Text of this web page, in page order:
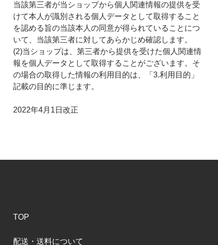
当該第三者が当ショップから個人関連情報の提供を受
けて本人が識別される個人データとして取得すること
を認める旨の当該本人の同意が得られていることにつ
いて、当該第三者に対してあらかじめ確認します。
(2)当ショップは、第三者から提供を受けた個人関連情
報を個人データとして取得することがございます。そ
の場合の取得した情報の利用目的は、「3.利用目的」
記載の目的に準じます。
2022年4月1日改正
TOP
配送・送料について